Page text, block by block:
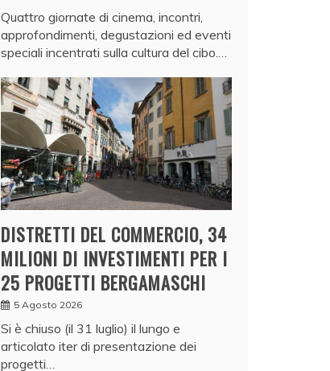
Quattro giornate di cinema, incontri,
approfondimenti, degustazioni ed eventi
speciali incentrati sulla cultura del cibo.…
DISTRETTI DEL COMMERCIO, 34
MILIONI DI INVESTIMENTI PER I
25 PROGETTI BERGAMASCHI
5 Agosto 2026
Si è chiuso (il 31 luglio) il lungo e
articolato iter di presentazione dei
progetti…